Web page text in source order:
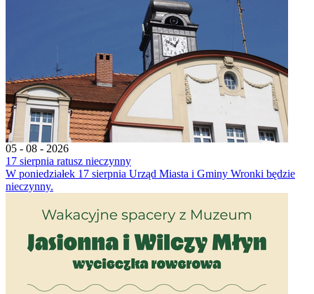
05 - 08 - 2026
17 sierpnia ratusz nieczynny
W poniedziałek 17 sierpnia Urząd Miasta i Gminy Wronki będzie
nieczynny.